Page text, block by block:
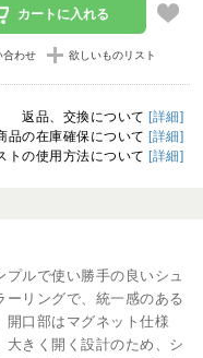
カートに入れる
合わせ 欲しいものリスト
返品、交換について [詳細]
品の在庫確保について [詳細]
トの使用方法について [詳細]
ルで使い勝手の良いシュ
リングで、統一感のある
開口部はマグネット仕様
きく開く設計のため、シ